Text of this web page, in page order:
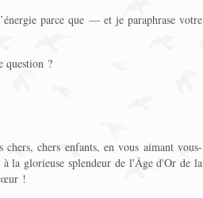
parce que — et je paraphrase votre
question ?
chers enfants, en vous aimant vous-
la glorieuse splendeur de l'Âge d'Or de la
!